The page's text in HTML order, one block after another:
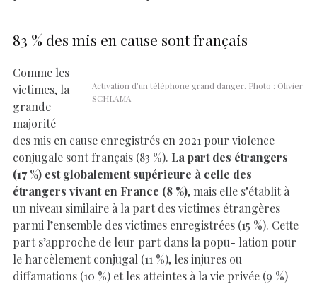
83 % des mis en cause sont français
Activation d’un téléphone grand danger. Photo : Olivier
SCHLAMA
Comme les
victimes, la
grande
majorité
des mis en cause enregistrés en 2021 pour violence
conjugale sont français (83 %). La part des étrangers
(17 %) est globalement supérieure à celle des
étrangers vivant en France (8 %), mais elle s’établit à
un niveau similaire à la part des victimes étrangères
parmi l’ensemble des victimes enregistrées (15 %). Cette
part s’approche de leur part dans la popu- lation pour
le harcèlement conjugal (11 %), les injures ou
diffamations (10 %) et les atteintes à la vie privée (9 %)